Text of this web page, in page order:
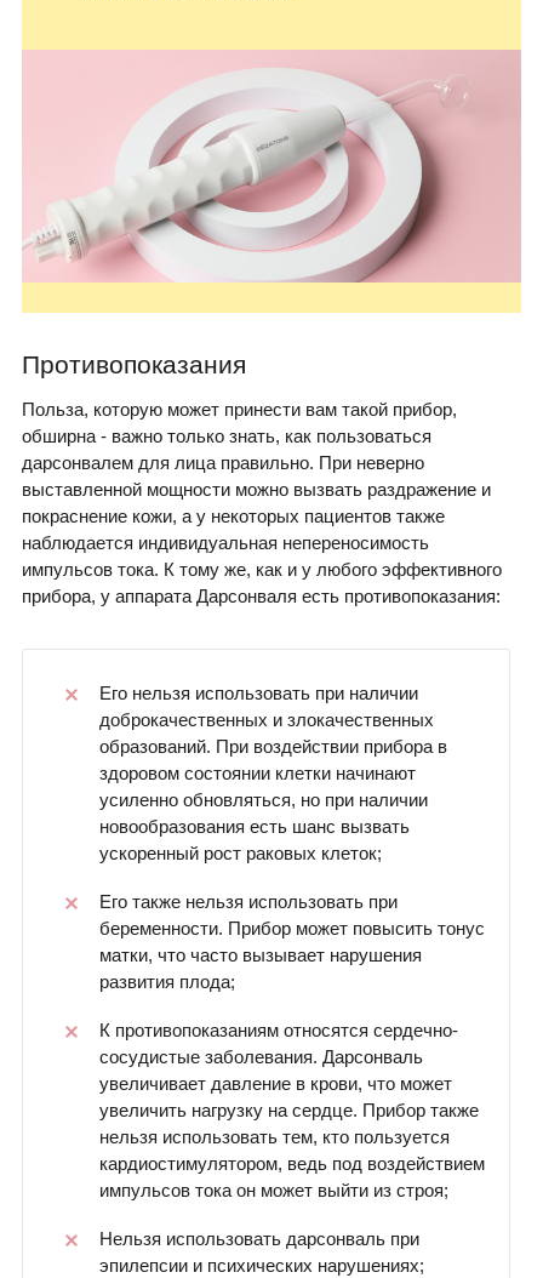
Противопоказания
Польза, которую может принести вам такой прибор,
обширна - важно только знать, как пользоваться
дарсонвалем для лица правильно. При неверно
выставленной мощности можно вызвать раздражение и
покраснение кожи, а у некоторых пациентов также
наблюдается индивидуальная непереносимость
импульсов тока. К тому же, как и у любого эффективного
прибора, у аппарата Дарсонваля есть противопоказания:
Его нельзя использовать при наличии
доброкачественных и злокачественных
образований. При воздействии прибора в
здоровом состоянии клетки начинают
усиленно обновляться, но при наличии
новообразования есть шанс вызвать
ускоренный рост раковых клеток;
Его также нельзя использовать при
беременности. Прибор может повысить тонус
матки, что часто вызывает нарушения
развития плода;
К противопоказаниям относятся сердечно-
сосудистые заболевания. Дарсонваль
увеличивает давление в крови, что может
увеличить нагрузку на сердце. Прибор также
нельзя использовать тем, кто пользуется
кардиостимулятором, ведь под воздействием
импульсов тока он может выйти из строя;
Нельзя использовать дарсонваль при
эпилепсии и психических нарушениях;